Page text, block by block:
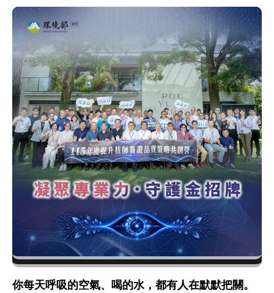
你每天呼吸的空氣、喝的水，都有人在默默把關。